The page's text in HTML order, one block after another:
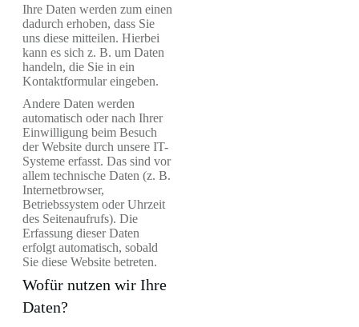
Ihre Daten werden zum einen
dadurch erhoben, dass Sie
uns diese mitteilen. Hierbei
kann es sich z. B. um Daten
handeln, die Sie in ein
Kontaktformular eingeben.
Andere Daten werden
automatisch oder nach Ihrer
Einwilligung beim Besuch
der Website durch unsere IT-
Systeme erfasst. Das sind vor
allem technische Daten (z. B.
Internetbrowser,
Betriebssystem oder Uhrzeit
des Seitenaufrufs). Die
Erfassung dieser Daten
erfolgt automatisch, sobald
Sie diese Website betreten.
Wofür nutzen wir Ihre
Daten?